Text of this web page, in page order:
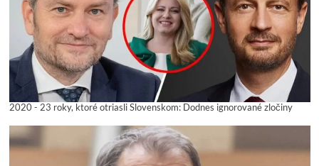
2020 - 23 roky, ktoré otriasli Slovenskom: Dodnes ignorované zločiny